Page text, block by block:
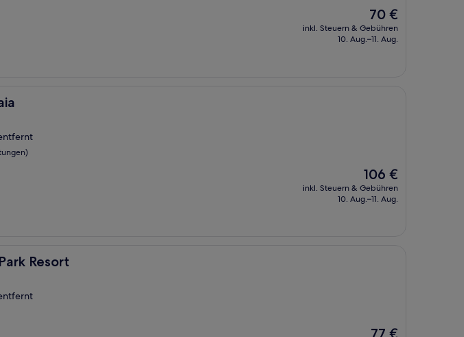
Der
Preis
beträgt
70 €
inkl. Steuern & Gebühren
10. Aug.–11. Aug.
Der
Preis
beträgt
106 €
inkl. Steuern & Gebühren
10. Aug.–11. Aug.
Resort
Der
77 €